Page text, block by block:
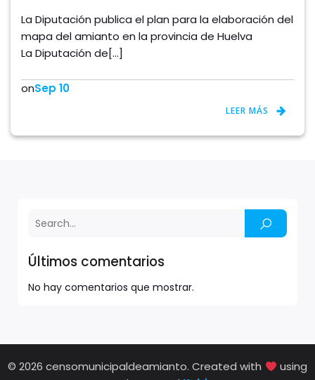
La Diputación publica el plan para la elaboración del
mapa del amianto en la provincia de Huelva
La Diputación de[…]
onSep 10
LEER MÁS
Últimos comentarios
No hay comentarios que mostrar.
© 2026 censomunicipaldeamianto. Created with
using